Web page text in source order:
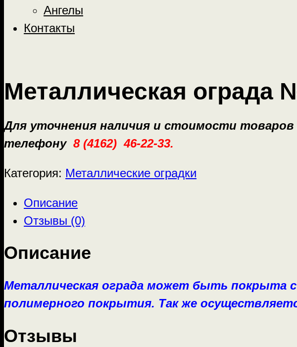
Ангелы
Контакты
Металлическая ограда
Для уточнения наличия и стоимости
телефону 8 (4162) 46-22-33.
Категория: Металлические оградки
Описание
Отзывы (0)
Описание
Металлическая ограда может быть покрыта
полимерного покрытия. Так же
Отзывы